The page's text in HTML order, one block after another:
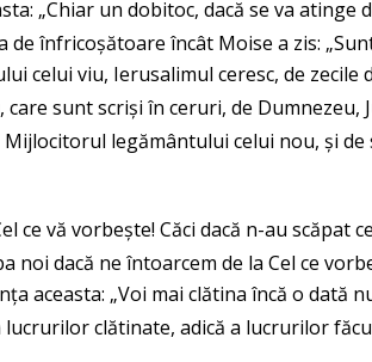
„Chiar un dobitoc, dacă se va atinge
de înfricoșătoare încât Moise a zis:
celui viu, Ierusalimul ceresc, de zecile
care sunt scriși în ceruri, de
Mijlocitorul legământului celui nou, și
ce vă vorbește! Căci dacă n-au scăpat
noi dacă ne întoarcem de la Cel ce
aceasta: „Voi mai clătina încă o dată
lucrurilor clătinate, adică a lucrurilor